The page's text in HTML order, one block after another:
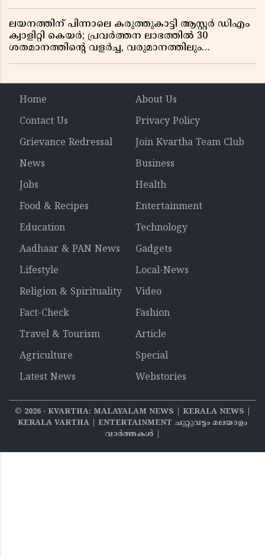
ലയനത്തിന് പിന്നാലെ കരുത്തുകാട്ടി ആസ്റ്റർ ഡിഎം
ക്വാളിറ്റി കെയർ; പ്രവർത്തന ലാഭത്തിൽ 30
ശതമാനത്തിൻ്റെ വളർച്ച, വരുമാനത്തിലും
Home
About Us
Contact Us
Privacy Policy
Grievance Redressal
Join Kvartha Team Club
News
Business
Jobs
Health
Food & Recipes
Entertainment
Education
Technology
Aadhaar & PAN News
Gadgets
Lifestyle
Local-News
Religion & Spirituality
Video
Fact-Check
Fashion
Travel & Tourism
Article
Agriculture
Special
Latest News
Webstories
© 2026‧ KVARTHA: MALAYALAM NEWS | KERALA NEWS |
KERALA VARTHA | ENTERTAINMENT ചുറ്റുവട്ടം മലയാളം
വാര്‍ത്തകൾ |